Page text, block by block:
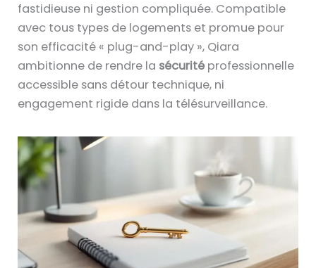
fastidieuse ni gestion compliquée. Compatible
avec tous types de logements et promue pour
son efficacité « plug-and-play », Qiara
ambitionne de rendre la sécurité professionnelle
accessible sans détour technique, ni
engagement rigide dans la télésurveillance.